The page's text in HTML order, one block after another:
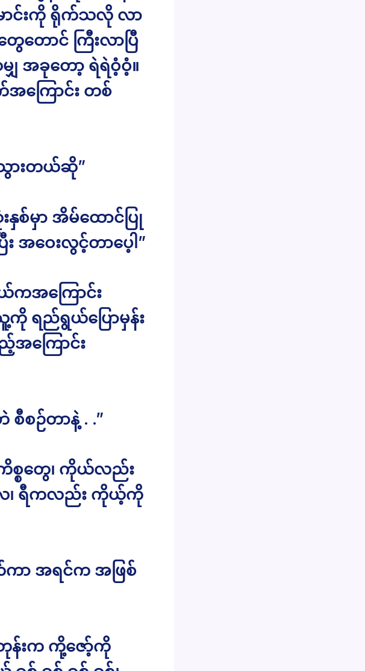
ာင်းကို ရိုက်သလို လာ
ောင် ကြီးလာပြီ
အခုတော့ ရဲရဲဝံ့ဝံ့။
အကြောင်း တစ်
ားတယ်ဆို”
စ်မှာ အိမ်ထောင်ပြု
အဝေးလွင့်တာပေ့ါ”
အကြောင်း
ရည်ရွယ်ပြောမှန်း
ကြောင်း
စဉ်တာနဲ့ . .”
ကိစ္စတွေ၊ ကိုယ်လည်း
၊ ရီကလည်း ကိုယ့်ကို
တ်ကာ အရင်က အဖြစ်
န်းက ကို့ဇော့်ကို